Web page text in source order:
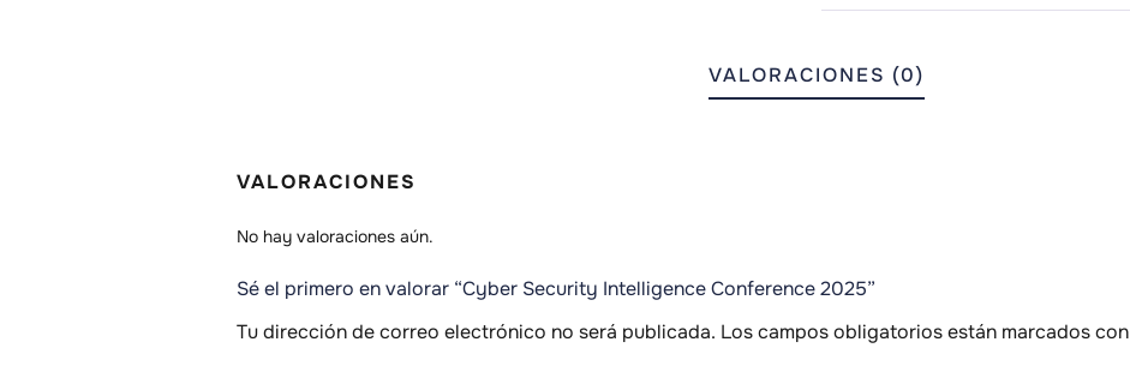
VALORACIONES (0)
VALORACIONES
No hay valoraciones aún.
Sé el primero en valorar “Cyber Security Intelligence Conference 2025”
Tu dirección de correo electrónico no será publicada. Los campos obligatorios están marcados con